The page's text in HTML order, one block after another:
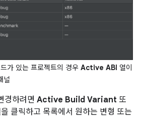
가 있는 프로젝트의 경우 Active ABI 열이
널
경하려면 Active Build Variant 또
클릭하고 목록에서 원하는 변형 또는